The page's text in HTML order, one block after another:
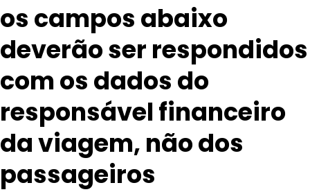
os campos abaixo
deverão ser respondidos
com os dados do
responsável financeiro
da viagem, não dos
passageiros